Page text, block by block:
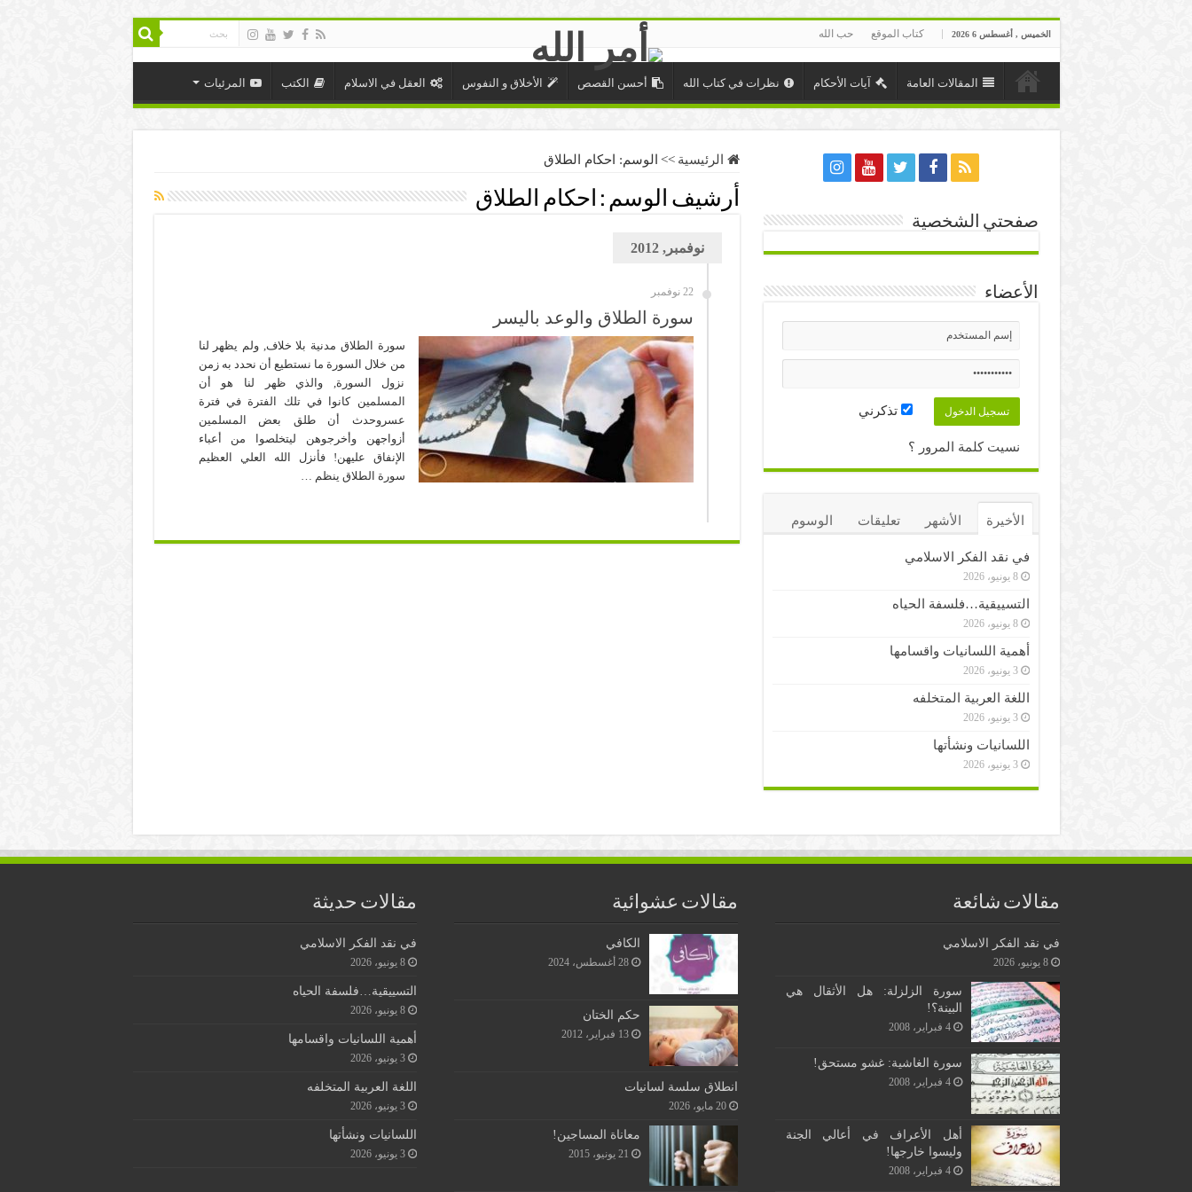
الخميس , أغسطس 6 2026 كتاب الموقع حب الله
المقالات العامة آيات الأحكام نظرات في كتاب الله أحسن القصص الأخلاق و النفوس العقل في الاسلام الكتب المرئيات
الرئيسية >> الوسم: احكام الطلاق
أرشيف الوسم : احكام الطلاق
نوفمبر, 2012
22 نوفمبر
سورة الطلاق والوعد باليسر
سورة الطلاق مدنية بلا خلاف, ولم يظهر لنا
من خلال السورة ما نستطيع أن نحدد به زمن
نزول السورة, والذي ظهر لنا هو أن
المسلمين كانوا في تلك الفترة في فترة
عسروحدث أن طلق بعض المسلمين
أزواجهن وأخرجوهن ليتخلصوا من أعباء
الإنفاق عليهن! فأنزل الله العلي العظيم
سورة الطلاق ينظم …
صفحتي الشخصية
الأعضاء
تذكرني
نسيت كلمة المرور ؟
الأخيرة الأشهر تعليقات الوسوم
في نقد الفكر الاسلامي
8 يونيو، 2026
التسييقية…فلسفة الحياه
8 يونيو، 2026
أهمية اللسانيات واقسامها
3 يونيو، 2026
اللغة العربية المتخلفه
3 يونيو، 2026
اللسانيات ونشأتها
3 يونيو، 2026
مقالات شائعة
في نقد الفكر الاسلامي
8 يونيو، 2026
سورة الزلزلة: هل الأثقال هي
البينة؟!
4 فبراير، 2008
سورة الغاشية: غشو مستحق!
4 فبراير، 2008
أهل الأعراف في أعالي الجنة
وليسوا خارجها!
4 فبراير، 2008
مقالات عشوائية
الكافي
28 أغسطس، 2024
حكم الختان
13 فبراير، 2012
انطلاق سلسة لسانيات
20 مايو، 2026
معاناة المساجين!
21 يونيو، 2015
مقالات حديثة
في نقد الفكر الاسلامي
8 يونيو، 2026
التسييقية…فلسفة الحياه
8 يونيو، 2026
أهمية اللسانيات واقسامها
3 يونيو، 2026
اللغة العربية المتخلفه
3 يونيو، 2026
اللسانيات ونشأتها
3 يونيو، 2026